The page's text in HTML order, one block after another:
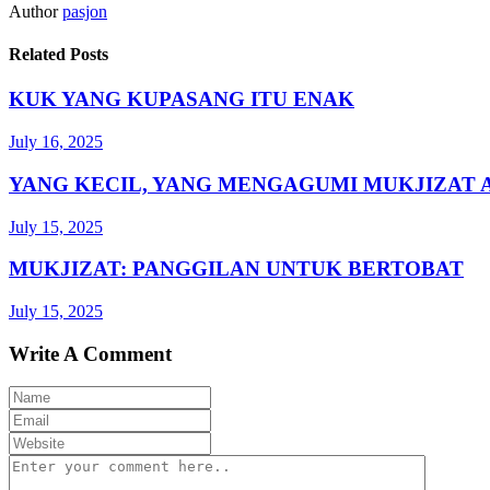
Author pasjon
Related Posts
KUK YANG KUPASANG ITU ENAK
July 16, 2025
YANG KECIL, YANG MENGAGUMI MUKJIZAT
July 15, 2025
MUKJIZAT: PANGGILAN UNTUK BERTOBAT
July 15, 2025
Write A Comment